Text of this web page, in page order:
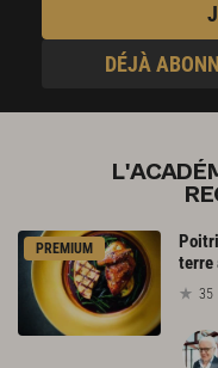
DÉJÀ
PREMIUM
terre
35